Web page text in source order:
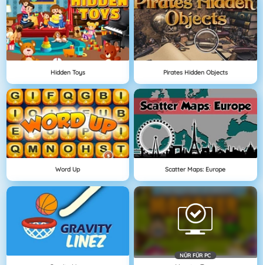
Hidden Toys Pirates Hidden Objects
Word Up Scatter Maps: Europe
NÜR FÜR PC